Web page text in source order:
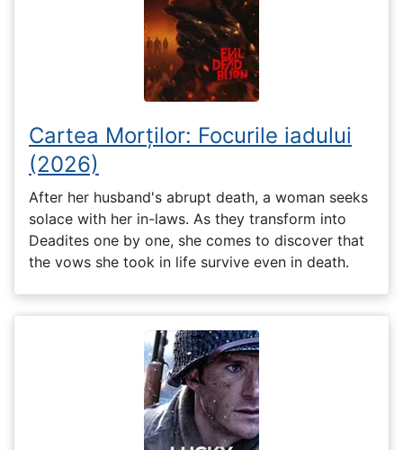
Cartea Morților: Focurile iadului
(2026)
After her husband's abrupt death, a woman seeks
solace with her in-laws. As they transform into
Deadites one by one, she comes to discover that
the vows she took in life survive even in death.